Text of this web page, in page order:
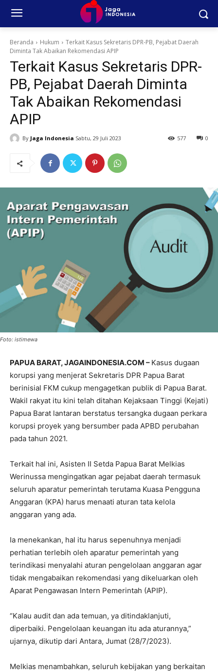
Beranda Hukum
Terkait Kasus Sekretaris DPR-PB, Pejabat Daerah
Diminta Tak Abaikan Rekomendasi APIP
Terkait Kasus Sekretaris DPR-
PB, Pejabat Daerah Diminta
Tak Abaikan Rekomendasi
APIP
By Jaga Indonesia Sabtu, 29 Juli 2023 0
577
Foto: istimewa
PAPUA BARAT, JAGAINDONESIA.COM – Kasus dugaan
korupsi yang menjerat Sekretaris DPR Papua Barat
berinisial FKM cukup mengagetkan publik di Papua Barat.
Wakil rakyat itu kini telah ditahan Kejaksaan Tinggi (Kejati)
Papua Barat lantaran berstatus tersangka dugaan perkara
korupsi proyek yang bersumber pada APBD perubahan
pada tahun 2021.
Terkait hal ini, Asisten II Setda Papua Barat Melkias
Werinussa mengingatkan agar pejabat daerah termasuk
seluruh aparatur pemerintah terutama Kuasa Pengguna
Anggaran (KPA) harus menaati aturan tata kelola
anggaran yang ada.
Ia menekankan, hal itu harus sepenuhnya menjadi
perhatian terlebih oleh aparatur pemerintah yang
terindikasi menyalahi aturan pengelolaan anggaran agar
tidak mengabaikan rekomendasi yang dikeluarkan oleh
Aparat Pengawasan Intern Pemerintah (APIP).
“Kalau audit dan ada temuan, ya ditindaklanjuti,
diperbaiki. Pengelolaan keuangan itu ada aturannya,”
ujarnya, dikutip dari Antara, Jumat (28/7/2023).
Melkias menambahkan, seluruh kebijakan yang berkaitan